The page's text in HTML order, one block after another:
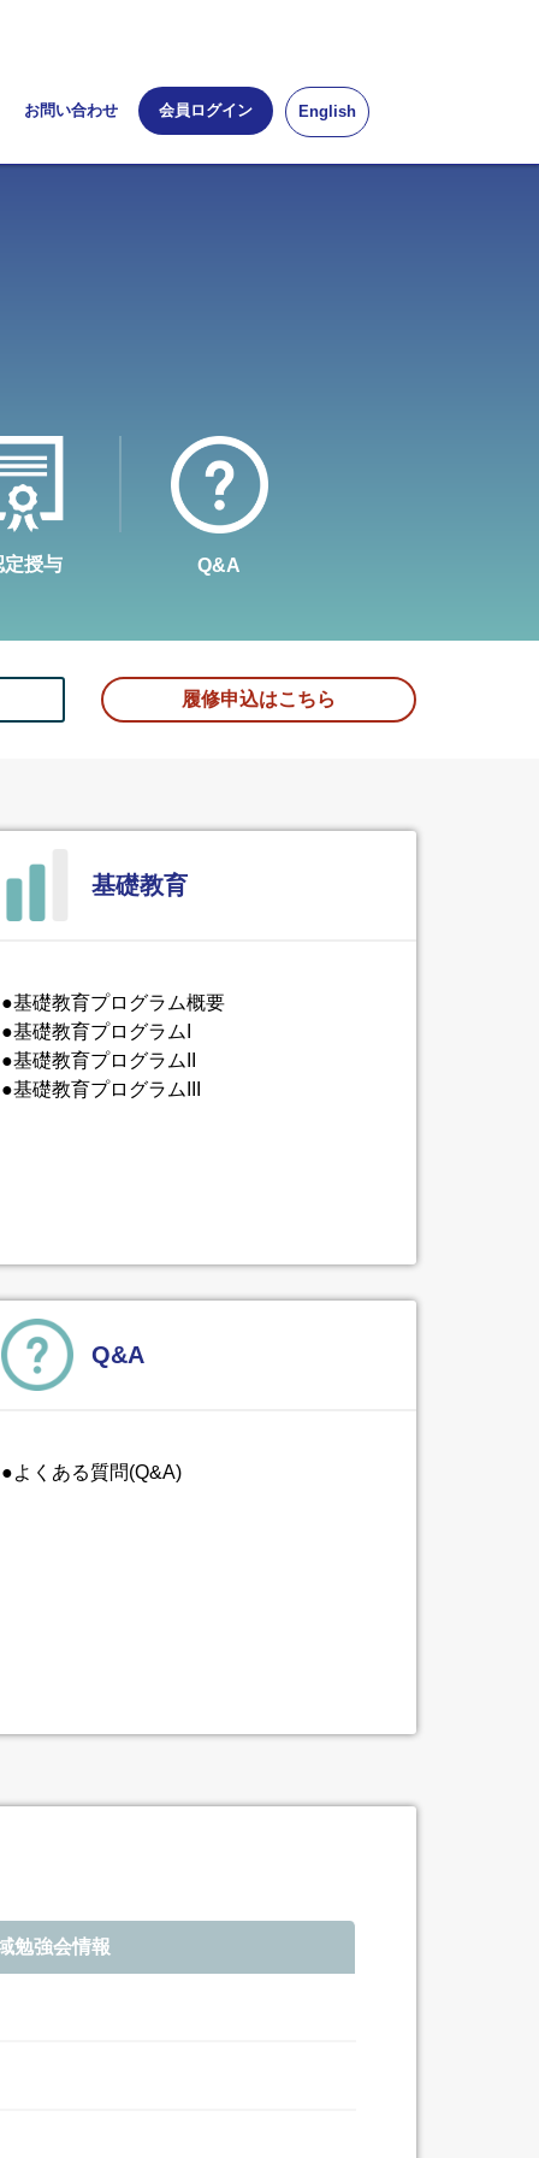
お問い合わせ 会員ログイン English
定授与 Q&A
履修申込はこちら
基礎教育
●基礎教育プログラム概要
●基礎教育プログラムI
●基礎教育プログラムII
●基礎教育プログラムIII
Q&A
●よくある質問(Q&A)
勉強会情報